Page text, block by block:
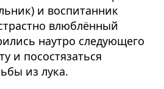
и воспитанник
влюблённый
наутро следующего
и посостязаться
из лука.